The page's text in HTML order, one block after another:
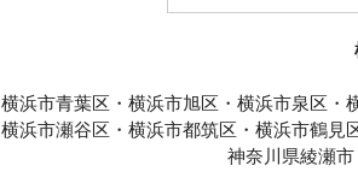
横浜市青葉区・横浜市旭区・横浜市泉区・
横浜市瀬谷区・横浜市都筑区・横浜市鶴見
神奈川県綾瀬